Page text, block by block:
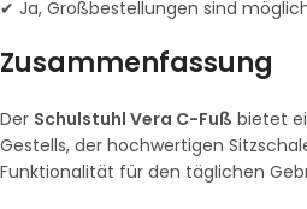
✔ Ja, Großbestellungen sind
Zusammenfassung
Der Schulstuhl Vera C-Fuß bietet
Gestells, der hochwertigen
Funktionalität für den täglichen